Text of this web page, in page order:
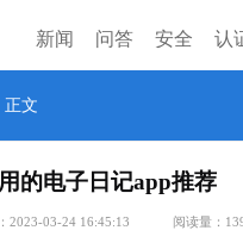
新闻 问答 安全 认
文
的电子日记app推荐
2023-03-24 16:45:13 阅读量：